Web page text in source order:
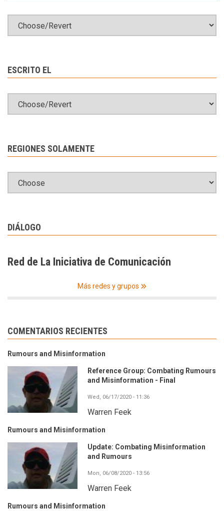
ESCRITO EL
REGIONES SOLAMENTE
DIÁLOGO
Red de La Iniciativa de Comunicación
Más redes y grupos
COMENTARIOS RECIENTES
Rumours and Misinformation
Reference Group: Combating Rumours
and Misinformation - Final
Wed, 06/17/2020 - 11:36
Warren Feek
Rumours and Misinformation
Update: Combating Misinformation
and Rumours
Mon, 06/08/2020 - 13:56
Warren Feek
Rumours and Misinformation